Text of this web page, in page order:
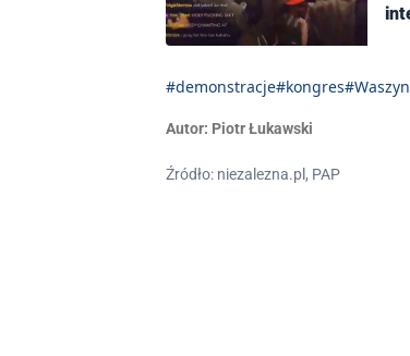
#demonstracje#kongres
Autor: Piotr Łukawski
Źródło: niezalezna.pl, PAP